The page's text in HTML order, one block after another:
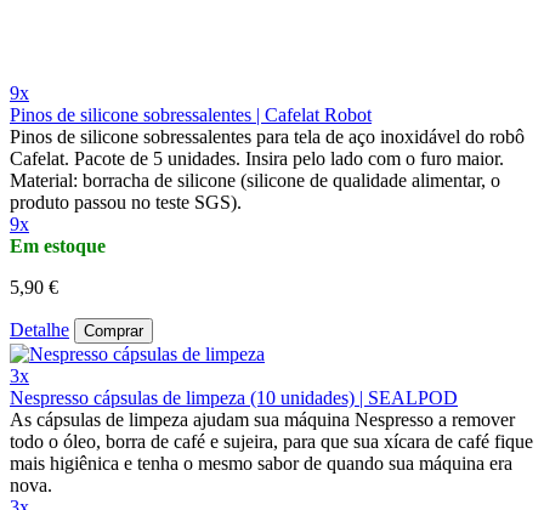
9x
Pinos de silicone sobressalentes | Cafelat Robot
Pinos de silicone sobressalentes para tela de aço inoxidável do robô
Cafelat. Pacote de 5 unidades. Insira pelo lado com o furo maior.
Material: borracha de silicone (silicone de qualidade alimentar, o
produto passou no teste SGS).
9x
Em estoque
5,90 €
Detalhe Comprar
3x
Nespresso cápsulas de limpeza (10 unidades) | SEALPOD
As cápsulas de limpeza ajudam sua máquina Nespresso a remover
todo o óleo, borra de café e sujeira, para que sua xícara de café fique
mais higiênica e tenha o mesmo sabor de quando sua máquina era
nova.